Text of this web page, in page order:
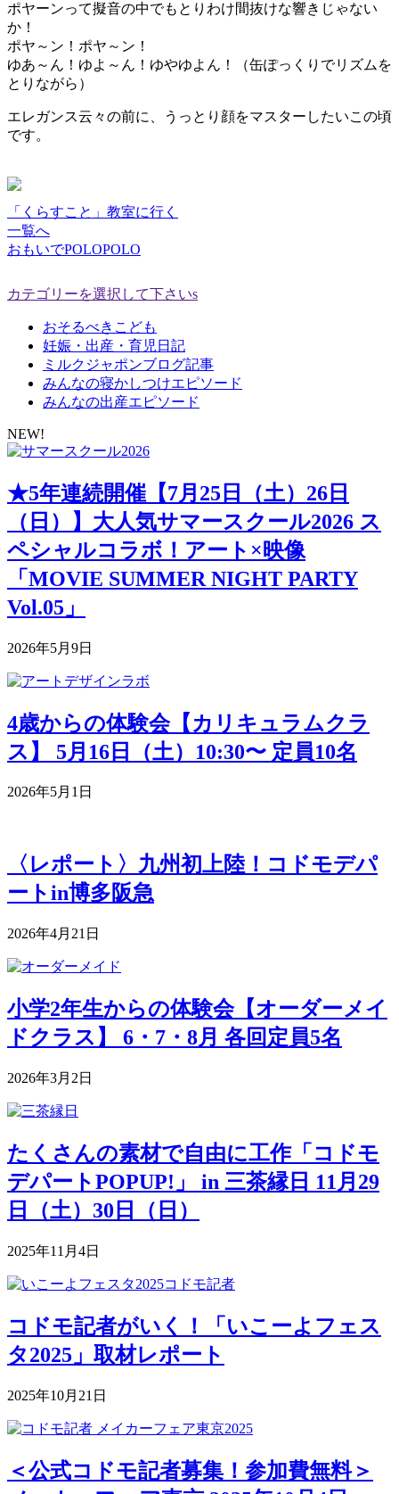
ポヤーンって擬音の中でもとりわけ間抜けな響きじゃない
か！
ポヤ～ン！ポヤ～ン！
ゆあ～ん！ゆよ～ん！ゆやゆよん！（缶ぽっくりでリズムを
とりながら）
エレガンス云々の前に、うっとり顔をマスターしたいこの頃
です。
「くらすこと」教室に行く
一覧へ
おもいでPOLOPOLO
カテゴリーを選択して下さいs
おそるべきこども
妊娠・出産・育児日記
ミルクジャポンブログ記事
みんなの寝かしつけエピソード
みんなの出産エピソード
NEW!
★5年連続開催【7月25日（土）26日
（日）】大人気サマースクール2026 ス
ペシャルコラボ！アート×映像
「MOVIE SUMMER NIGHT PARTY
Vol.05」
2026年5月9日
4歳からの体験会【カリキュラムクラ
ス】 5月16日（土）10:30〜 定員10名
2026年5月1日
〈レポート〉九州初上陸！コドモデパ
ートin博多阪急
2026年4月21日
小学2年生からの体験会【オーダーメイ
ドクラス】 6・7・8月 各回定員5名
2026年3月2日
たくさんの素材で自由に工作「コドモ
デパートPOPUP!」 in 三茶縁日 11月29
日（土）30日（日）
2025年11月4日
コドモ記者がいく！「いこーよフェス
タ2025」取材レポート
2025年10月21日
＜公式コドモ記者募集！参加費無料＞